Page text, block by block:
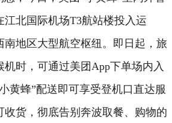
江北国际机场T3航站楼投入运
地区大型航空枢纽。 即日起，旅
时，可通过美团App下单场内入
黄蜂”配送即可享受登机口直达服
收货，彻底告别奔波取餐、购物的